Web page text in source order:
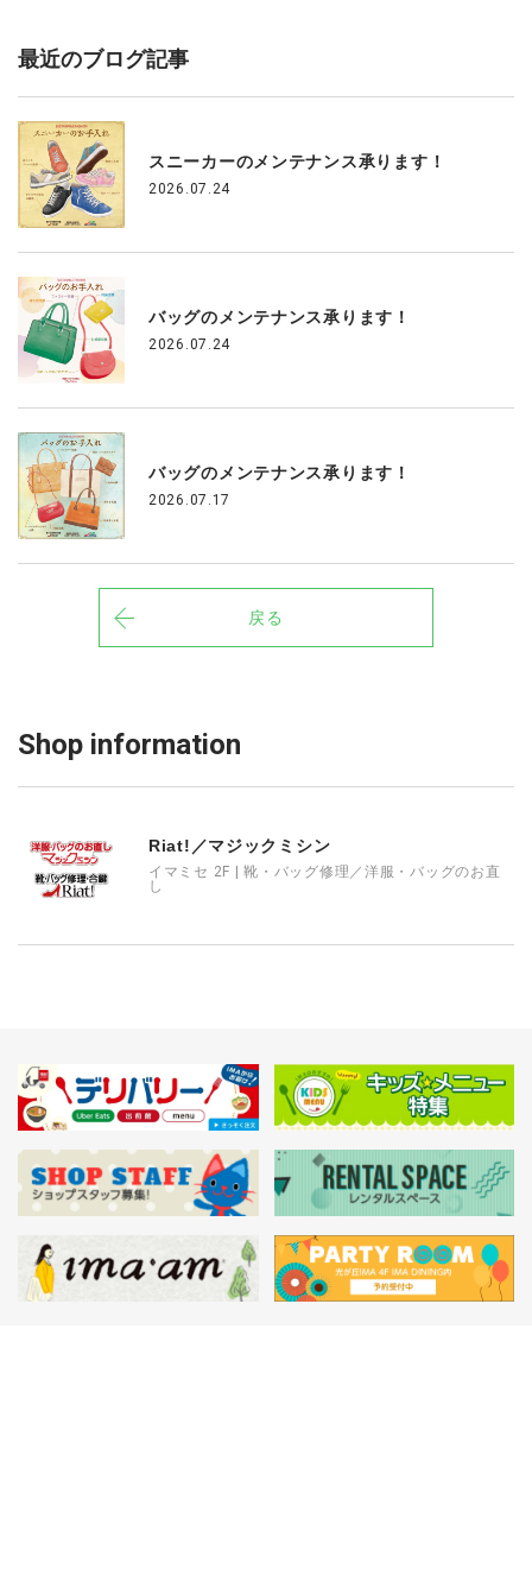
最近のブログ記事
スニーカーのメンテナンス承ります！
2026.07.24
バッグのメンテナンス承ります！
2026.07.24
バッグのメンテナンス承ります！
2026.07.17
戻る
Shop information
Riat!／マジックミシン
イマミセ 2F | 靴・バッグ修理／洋服・バッグのお直
し